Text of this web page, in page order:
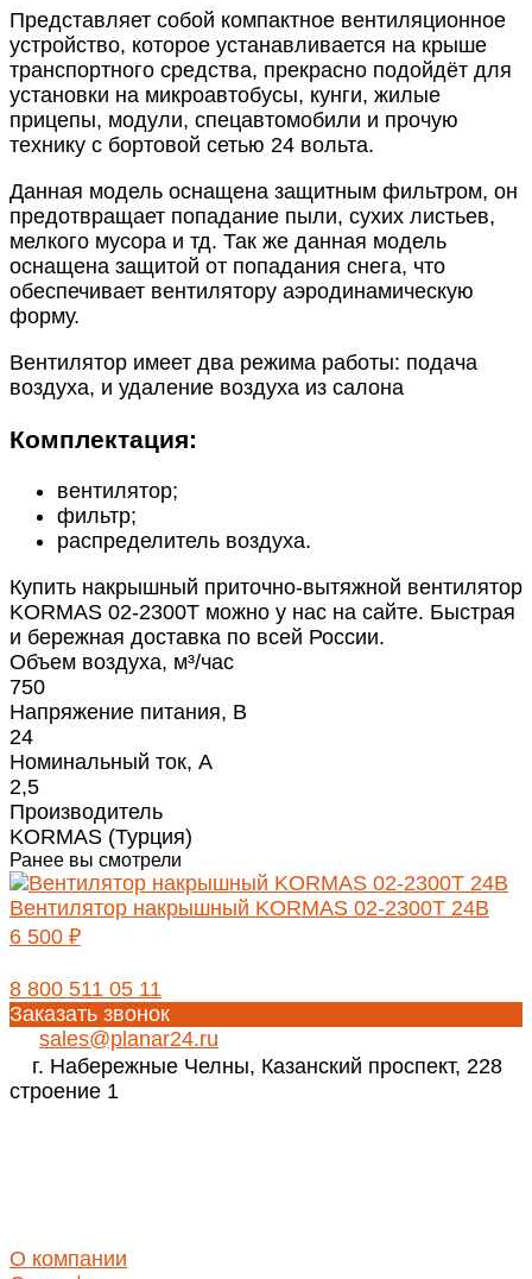
Представляет собой компактное вентиляционное
устройство, которое устанавливается на крыше
транспортного средства, прекрасно подойдёт для
установки на микроавтобусы, кунги, жилые
прицепы, модули, спецавтомобили и прочую
технику с бортовой сетью 24 вольта.
Данная модель оснащена защитным фильтром, он
предотвращает попадание пыли, сухих листьев,
мелкого мусора и тд. Так же данная модель
оснащена защитой от попадания снега, что
обеспечивает вентилятору аэродинамическую
форму.
Вентилятор имеет два режима работы: подача
воздуха, и удаление воздуха из салона
Комплектация:
вентилятор;
фильтр;
распределитель воздуха.
Купить накрышный приточно-вытяжной вентилятор
KORMAS 02-2300Т можно у нас на сайте. Быстрая
и бережная доставка по всей России.
Объем воздуха, м³/час
750
Напряжение питания, В
24
Номинальный ток, А
2,5
Производитель
KORMAS (Турция)
Ранее вы смотрели
Вентилятор накрышный KORMAS 02-2300T 24В
6 500 ₽
8 800 511 05 11
Заказать звонок
sales@planar24.ru
г. Набережные Челны, Казанский проспект, 228
строение 1
О компании